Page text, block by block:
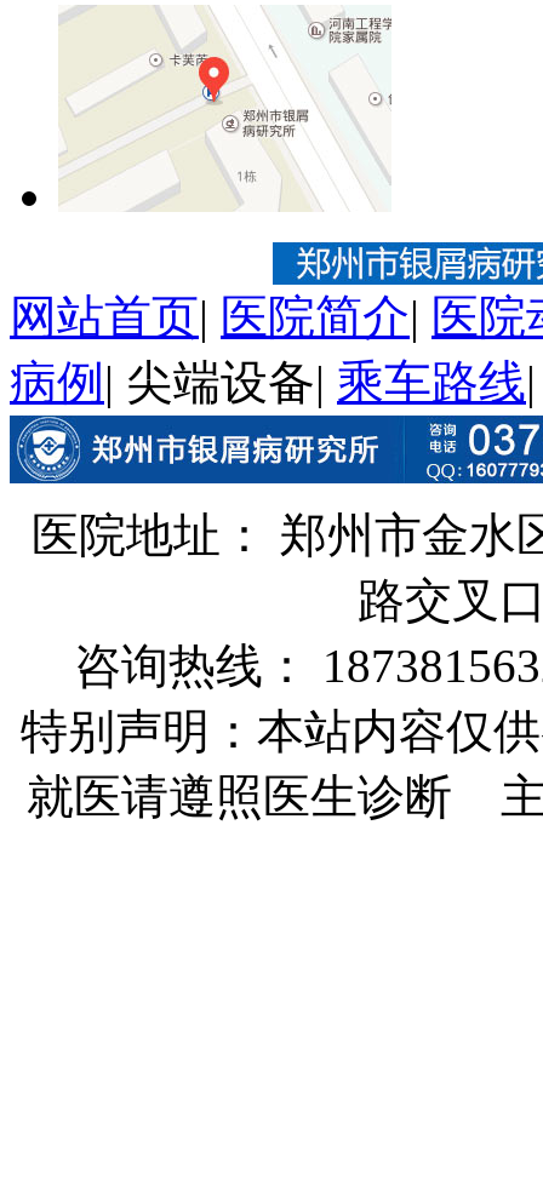
网站首页| 医院简介| 医院
病例 | 尖端设备| 乘车路线
医院地址： 郑州市金水
路交叉
咨询热线：
特别声明：本站内容仅
就医请遵照医生诊断